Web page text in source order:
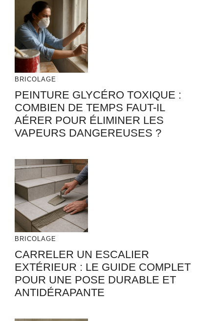
BRICOLAGE
PEINTURE GLYCÉRO TOXIQUE :
COMBIEN DE TEMPS FAUT-IL
AÉRER POUR ÉLIMINER LES
VAPEURS DANGEREUSES ?
BRICOLAGE
CARRELER UN ESCALIER
EXTÉRIEUR : LE GUIDE COMPLET
POUR UNE POSE DURABLE ET
ANTIDÉRAPANTE